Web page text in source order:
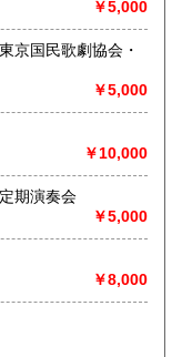
ち合わせの後、ご
ます。
、即日に評価しご
文庫 担当井
学、美術工芸、国
味、外国書、サブ
資料・エフェメラ
￥5,000
京国民歌劇協会・
￥5,000
￥10,000
期演奏会
￥5,000
￥8,000